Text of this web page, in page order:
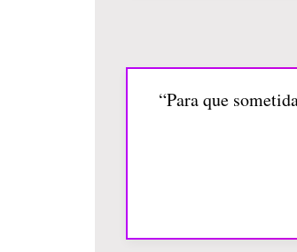
“Para que